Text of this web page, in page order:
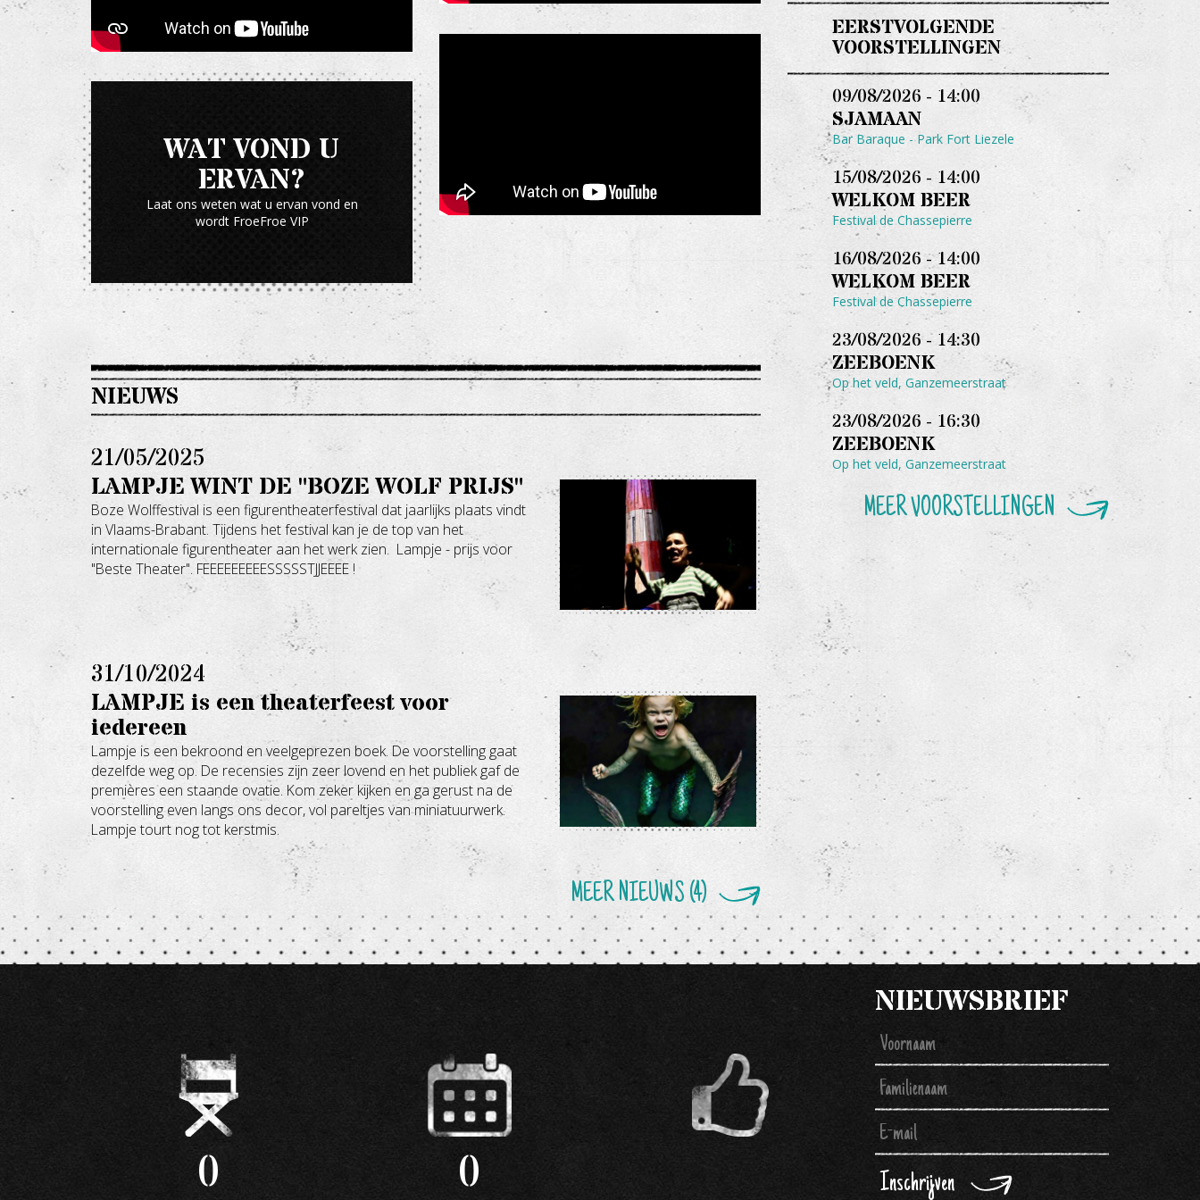
WAT VOND U
ERVAN?
Laat ons weten wat u ervan vond en
wordt FroeFroe VIP
NIEUWS
21/05/2025
LAMPJE WINT DE "BOZE WOLF PRIJS"
Boze Wolffestival is een figurentheaterfestival dat jaarlijks plaats vindt
in Vlaams-Brabant. Tijdens het festival kan je de top van het
internationale figurentheater aan het werk zien. Lampje - prijs voor
"Beste Theater". FEEEEEEEEESSSSSTJJEEEE !
31/10/2024
LAMPJE is een theaterfeest voor
iedereen
Lampje is een bekroond en veelgeprezen boek. De voorstelling gaat
dezelfde weg op. De recensies zijn zeer lovend en het publiek gaf de
premières een staande ovatie. Kom zeker kijken en ga gerust na de
voorstelling even langs ons decor, vol pareltjes van miniatuurwerk.
Lampje tourt nog tot kerstmis.
MEER NIEUWS (4)
EERSTVOLGENDE
VOORSTELLINGEN
09/08/2026 - 14:00
SJAMAAN
Bar Baraque - Park Fort Liezele
15/08/2026 - 14:00
WELKOM BEER
Festival de Chassepierre
16/08/2026 - 14:00
WELKOM BEER
Festival de Chassepierre
23/08/2026 - 14:30
ZEEBOENK
Op het veld, Ganzemeerstraat
23/08/2026 - 16:30
ZEEBOENK
Op het veld, Ganzemeerstraat
MEER VOORSTELLINGEN
0 0
NIEUWSBRIEF
Inschrijven